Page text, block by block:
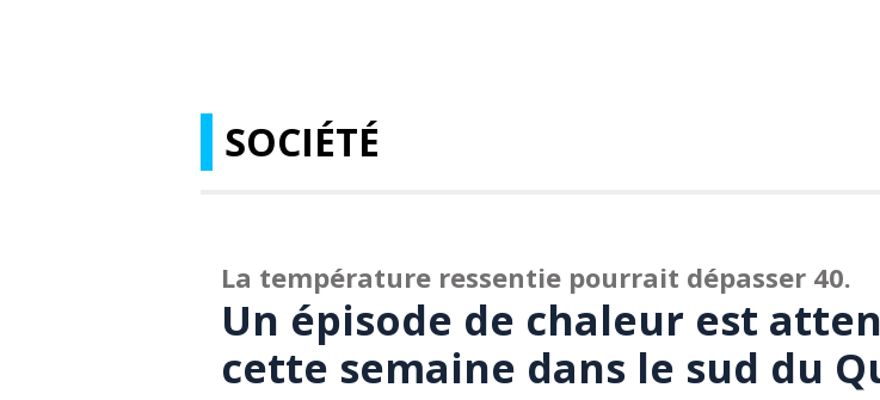
SOCIÉTÉ
La température ressentie pourrait dépasser 40.
Un épisode de chaleur est
cette semaine dans le sud du